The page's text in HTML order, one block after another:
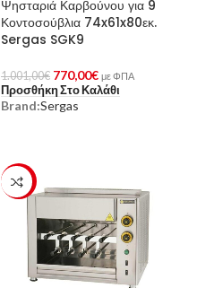
Ψησταριά Καρβούνου για 9
Κοντοσούβλια 74x61x80εκ.
Sergas SGK9
1.001,00€ 770,00€ με ΦΠΑ
Προσθήκη Στο Καλάθι
Brand:Sergas
-23%